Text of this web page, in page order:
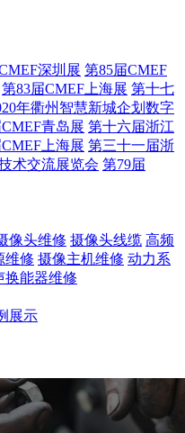
深圳展 第85届CMEF
第83届CMEF上海展 第十七
年衢州智慧新城企划数字
青岛展 第十六届浙江
上海展 第三十一届浙
术交流展览会 第79届
像头维修 摄像头线缆 高频
维修 摄像主机维修 动力系
换能器维修
展示